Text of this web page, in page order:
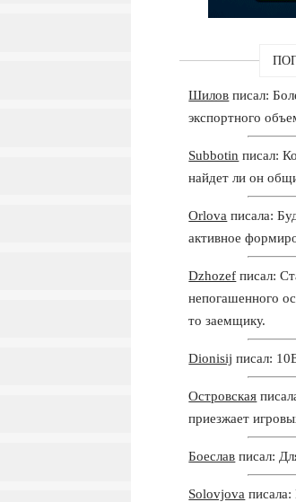
Шилов писал:
экспортного
Subbotin писал:
найдет ли он
Orlova писала:
активное
Dzhozef писал:
непогашенного
то заемщику.
Dionisij писал:
Островская
приезжает
Боеслав писал:
Solovjova